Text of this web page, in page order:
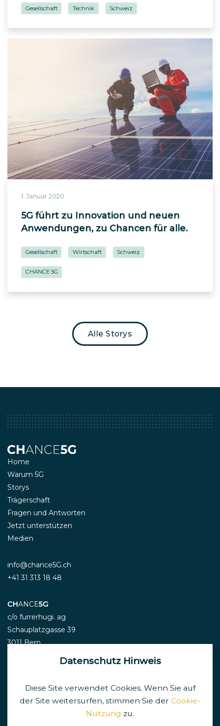
Datenschutz Hinweis
Diese Site verwendet Cookies. Wenn Sie auf
der Site weitersurfen, stimmen Sie der Cookie-
Nutzung zu.
Gesellschaft Technik Schweiz
1. Januar 2020
5G führt zu Innovation und neuen
Anwendungen, zu Chancen für alle.
Gesellschaft Wirtschaft Schweiz
CHANCE 5G
Alle Storys
Home
Warum 5G
Storys
Trägerschaft
Fragen und Antworten
Jetzt unterstützen
Medien
info@chance5G.ch
+41 31 313 18 48
CHANCE5G
c/o furrerhugi. ag
Schauplatzgasse 39
3011 Bern